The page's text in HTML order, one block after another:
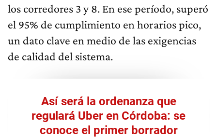
los corredores 3 y 8. En ese período, superó
el 95% de cumplimiento en horarios pico,
un dato clave en medio de las exigencias
de calidad del sistema.
Así será la ordenanza que
regulará Uber en Córdoba: se
conoce el primer borrador